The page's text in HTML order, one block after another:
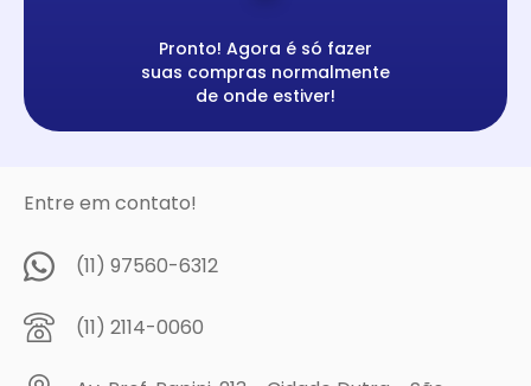
Pronto! Agora é só fazer
suas compras normalmente
de onde estiver!
Entre em contato!
(11) 97560-6312
(11) 2114-0060